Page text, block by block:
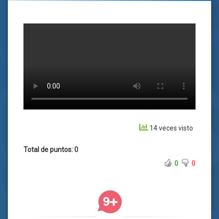
14 veces visto
Total de puntos: 0
0
0